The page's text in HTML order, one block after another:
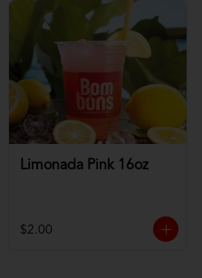
Limonada Pink 16oz
$2.00